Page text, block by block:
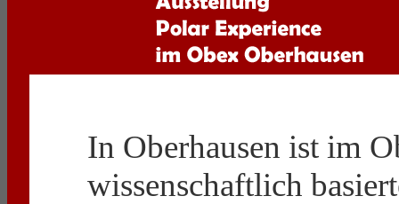
In Oberhausen ist im
wissenschaftlich